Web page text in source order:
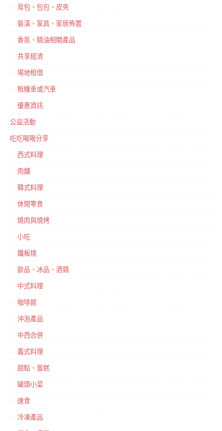
背包、包包、皮夾
裝潢、家具、家居佈置
香氛、精油相關產品
共享經濟
場地租借
租機車或汽車
優惠資訊
公益活動
吃吃喝喝分享
西式料理
肉舖
韓式料理
休閒零食
燒肉與燒烤
小吃
鐵板燒
飲品、冰品、酒類
中式料理
咖啡館
沖泡產品
中西合併
義式料理
甜點、蛋糕
罐頭小菜
速食
冷凍產品